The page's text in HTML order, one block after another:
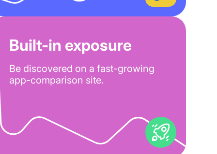
Built-in exposure
Be discovered on a fast-growing
app-comparison site.